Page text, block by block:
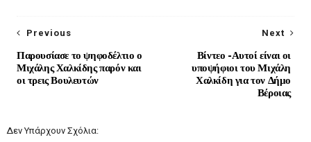
Next
Βίντεο -Αυτοί είναι οι
υποψήφιοι του Μιχάλη
Χαλκίδη για τον Δήμο
Βέροιας
Previous
Παρουσίασε το ψηφοδέλτιο ο
Μιχάλης Χαλκίδης παρόν και
οι τρεις Βουλευτών
Δεν Υπάρχουν Σχόλια: